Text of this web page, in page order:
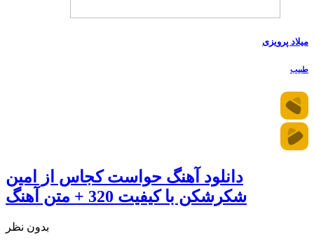
میلاد پرویزی
طبیب
دانلود آهنگ حواست کجاس از امین
شکرشکن با کیفیت 320 + متن آهنگ
بدون نظر